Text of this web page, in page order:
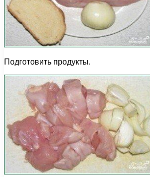
Подготовить продукты.